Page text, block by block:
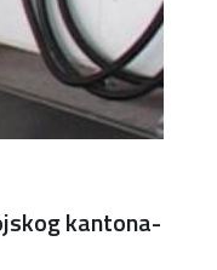
kantona-